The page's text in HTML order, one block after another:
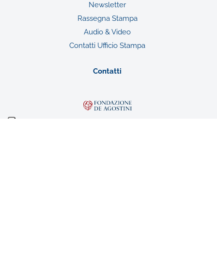
Newsletter
Rassegna Stampa
Audio & Video
Contatti Ufficio Stampa
Contatti